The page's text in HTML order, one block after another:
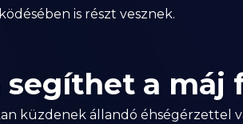
is részt vesznek.
segíthet a máj
küzdenek állandó éhségérzettel